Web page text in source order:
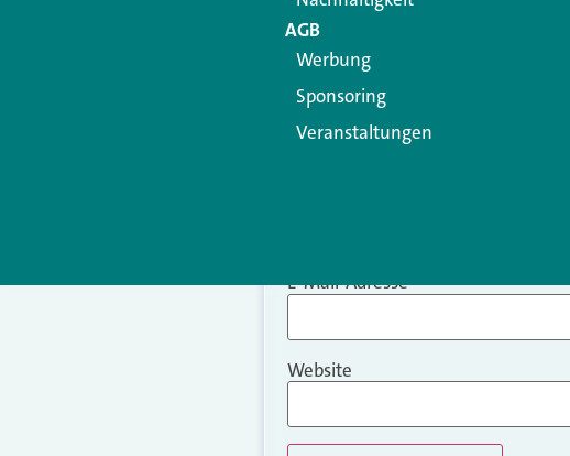
E-Mail-Adresse*
Website
AGB
Werbung
Sponsoring
Veranstaltungen